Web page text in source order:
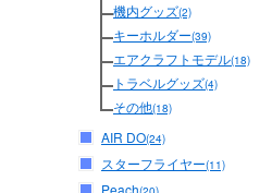
機内グッズ(2)
キーホルダー(39)
エアクラフトモデル(18)
トラベルグッズ(4)
その他(18)
AIR DO(24)
スターフライヤー(11)